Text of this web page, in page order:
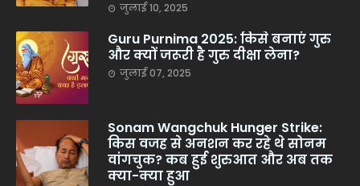
जुलाई 10, 2025
Guru Purnima 2025: किसे बनाएं गुरु
और क्यों जरूरी है गुरु दीक्षा लेना?
जुलाई 07, 2025
Sonam Wangchuk Hunger Strike:
किस वजह से अनशन कर रहे थे सोनम
वांगचुक? कब हुई शुरुआत और अब तक
क्या-क्या हुआ